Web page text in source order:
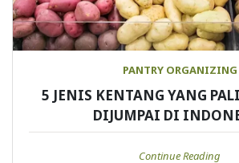
PANTRY ORGANIZING
5 JENIS KENTANG YANG
DIJUMPAI DI
Continue Reading